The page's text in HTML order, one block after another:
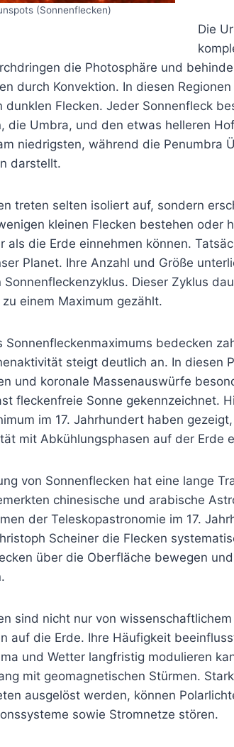
(Sonnenflecken)
Die
die Photosphäre und
durch Konvektion. In diesen
dunklen Flecken. Jeder Sonnenfleck
die Umbra, und den etwas helleren
niedrigsten, während die Penumbra
darstellt.
treten selten isoliert auf, sondern
kleinen Flecken bestehen oder
als die Erde einnehmen können.
Planet. Ihre Anzahl und Größe
Sonnenfleckenzyklus. Dieser Zyklus
einem Maximum gezählt.
Sonnenfleckenmaximums bedecken
steigt deutlich an. In diesen
und koronale Massenauswürfe
fleckenfreie Sonne gekennzeichnet.
im 17. Jahrhundert haben
mit Abkühlungsphasen auf der Erde
von Sonnenflecken hat eine lange
chinesische und arabische
der Teleskopastronomie im 17.
Scheiner die Flecken
über die Oberfläche bewegen
sind nicht nur von
auf die Erde. Ihre Häufigkeit
und Wetter langfristig modulieren
mit geomagnetischen Stürmen.
ausgelöst werden, können
sowie Stromnetze stören.